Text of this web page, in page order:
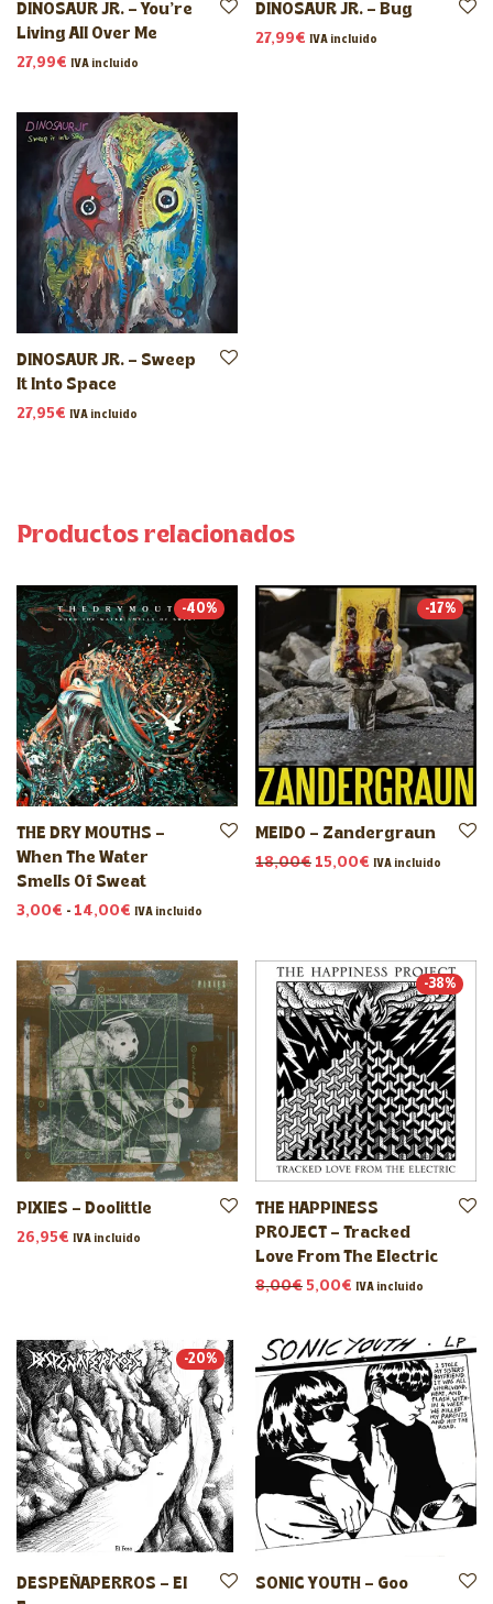
DINOSAUR JR. – You’re
Living All Over Me
27,99€ IVA incluido
DINOSAUR JR. – Bug
27,99€ IVA incluido
DINOSAUR JR. – Sweep
It Into Space
27,95€ IVA incluido
Productos relacionados
-40%
THE DRY MOUTHS –
When The Water
Smells Of Sweat
3,00€ - 14,00€ Rango de precios: desde 3,00€ hasta 14,00€
IVA incluido
-17%
MEIDO – Zandergraun
18,00€ El precio original era:
15,00€ El precio actual
IVA incluido
PIXIES – Doolittle
26,95€ IVA incluido
-38%
THE HAPPINESS
PROJECT – Tracked
Love From The Electric
8,00€ El precio original era:
5,00€ El precio actual
IVA incluido
-20%
DESPEÑAPERROS – El
SONIC YOUTH – Goo